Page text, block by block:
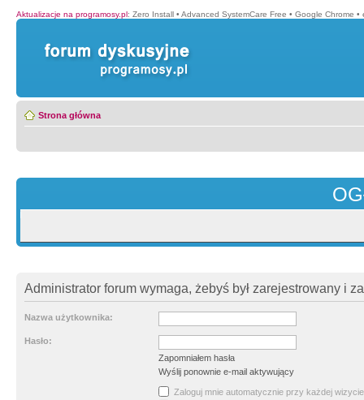
Aktualizacje na programosy.pl: Zero Install • Advanced SystemCare Free • Google Chrome •
Strona główna
Administrator forum wymaga, żebyś był zarejestrowany i
Nazwa użytkownika:
Hasło:
Zapomniałem hasła
Wyślij ponownie e-mail aktywujący
Zaloguj mnie automatycznie przy każdej wizycie